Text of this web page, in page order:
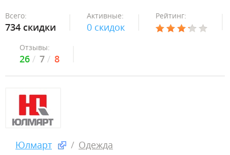
Всего:
734 скидки
Активные:
0 скидок
Рейтинг:
Отзывы:
26 7 8
Юлмарт Одежда